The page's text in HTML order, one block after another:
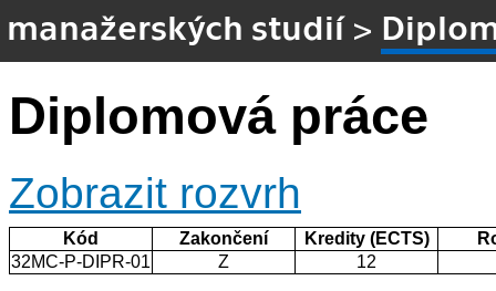
manažerských studií>
Diplomová práce
Zobrazit rozvrh
Kód Zakončení Kredity (ECTS)
32MC-P-DIPR-01
Z 12